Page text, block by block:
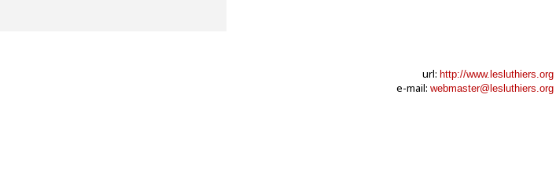
url: http://www.lesluthiers.org
e-mail: webmaster@lesluthiers.org